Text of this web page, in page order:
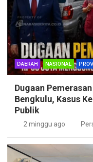
DAERAH NASIONAL
Dugaan
Bengkulu, Kasus
Publik
2 minggu ago